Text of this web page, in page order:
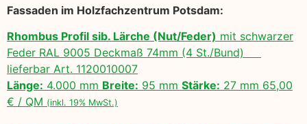
Fassaden im Holzfachzentrum Potsdam:
Rhombus Profil sib. Lärche (Nut/Feder) mit schwarzer
Feder RAL 9005 Deckmaß 74mm (4 St./Bund)
lieferbar Art. 1120010007
Länge: 4.000 mm Breite: 95 mm Stärke: 27 mm 65,00
€ / QM (inkl. 19% MwSt.)